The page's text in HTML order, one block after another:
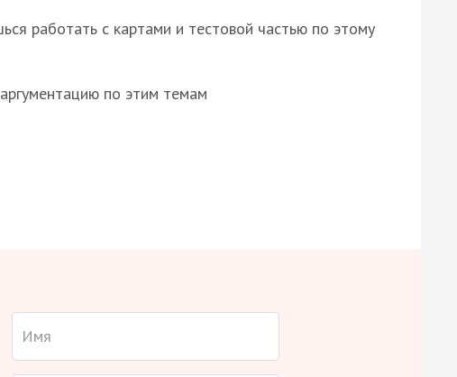
работать с картами и тестовой частью по этому
по этим темам